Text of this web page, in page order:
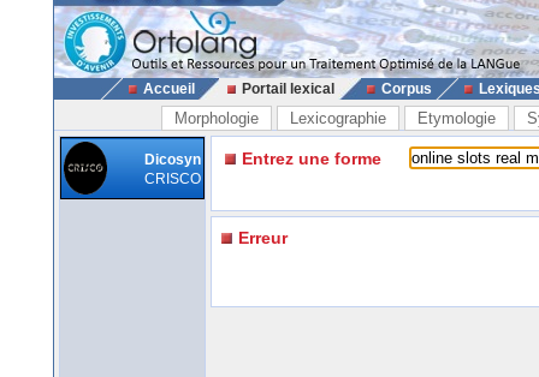
Accueil Portail lexical Corpus
Morphologie Lexicographie Etymologie
Dicosyn
CRISCO
Entrez une forme
Erreur